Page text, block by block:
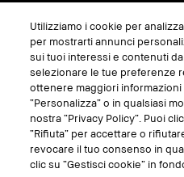
GESTISCI I
TERMINI E
INFORMATIVA
Utilizziamo i cookie per
per mostrarti annunci
sui tuoi interessi e contenuti
selezionare le tue preferenze
ottenere maggiori
“Personalizza” o in qualsiasi
nostra “Privacy Policy”. Puoi
“Rifiuta” per accettare o
revocare il tuo consenso in
clic su “Gestisci cookie” in